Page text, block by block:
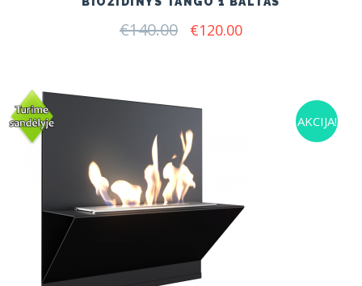
€140.00 Original
€120.00Current
AKCIJA!